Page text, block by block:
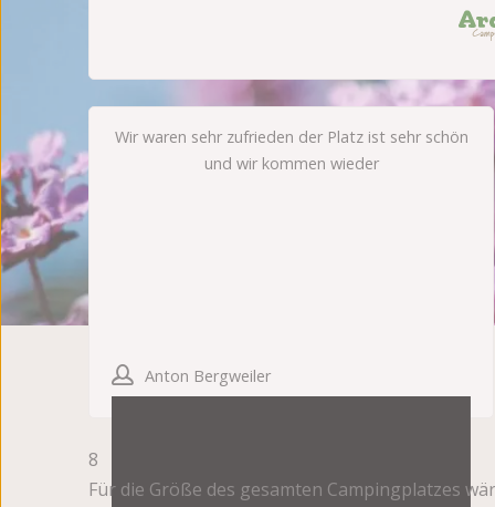
Wir waren sehr zufrieden der Platz ist sehr schön
und wir kommen wieder
Anton Bergweiler
8
Für die Größe des gesamten Campingplatzes